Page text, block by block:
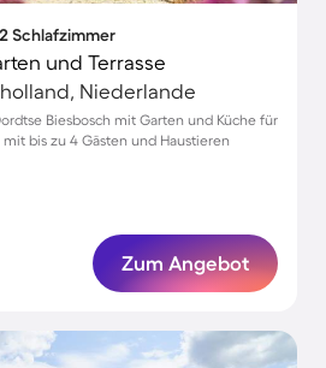
2 Schlafzimmer
und Terrasse
Niederlande
Biesbosch mit Garten und Küche für
bis zu 4 Gästen und Haustieren
Zum Angebot